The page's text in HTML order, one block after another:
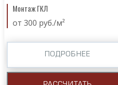
Монтаж ГКЛ
от 300 руб./м²
ПОДРОБНЕЕ